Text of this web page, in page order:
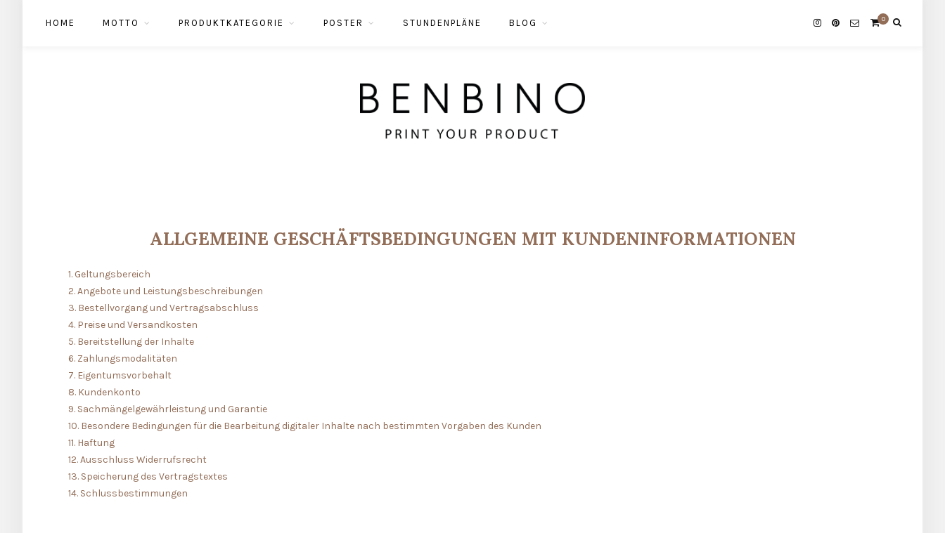
HOME MOTTO PRODUKTKATEGORIE POSTER STUNDENPLÄNE BLOG 0
ALLGEMEINE GESCHÄFTSBEDINGUNGEN MIT KUNDENINFORMATIONEN
1. Geltungsbereich
2. Angebote und Leistungsbeschreibungen
3. Bestellvorgang und Vertragsabschluss
4. Preise und Versandkosten
5. Bereitstellung der Inhalte
6. Zahlungsmodalitäten
7. Eigentumsvorbehalt
8. Kundenkonto
9. Sachmängelgewährleistung und Garantie
10. Besondere Bedingungen für die Bearbeitung digitaler Inhalte nach bestimmten Vorgaben des Kunden
11. Haftung
12. Ausschluss Widerrufsrecht
13. Speicherung des Vertragstextes
14. Schlussbestimmungen